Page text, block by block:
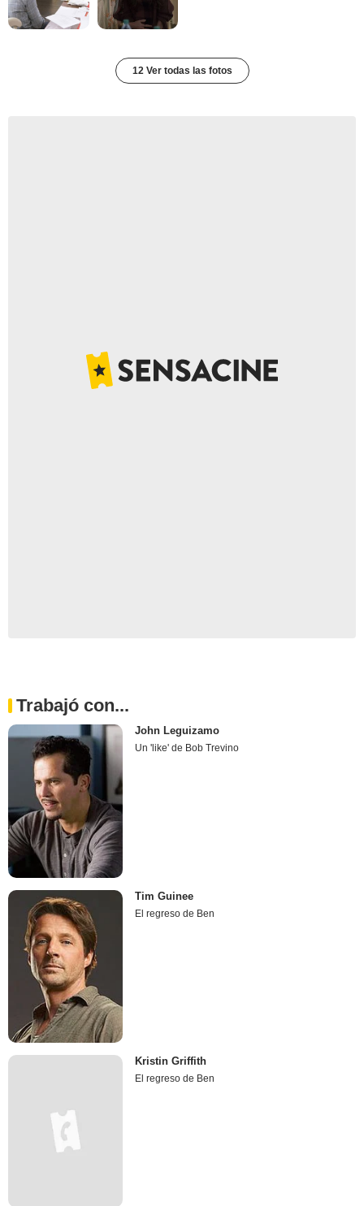
12 Ver todas las fotos
Trabajó con...
John Leguizamo
Un 'like' de Bob Trevino
Tim Guinee
El regreso de Ben
Kristin Griffith
El regreso de Ben